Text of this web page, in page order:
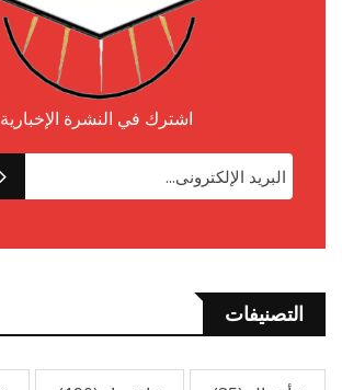
اشترك في النشرة الإخبارية
التصنيفات